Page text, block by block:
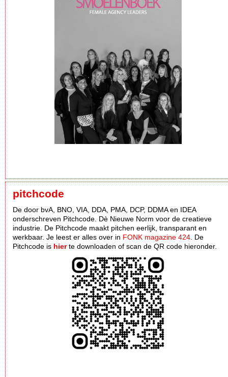
pitchcode
De door bvA, BNO, VIA, DDA, PMA, DCP, DDMA en IDEA
onderschreven Pitchcode. Dè Nieuwe Norm voor de creatieve
industrie. De Pitchcode maakt pitchen eerlijk, transparant en
werkbaar. Je leest er alles over in FONK magazine 424 . De
Pitchcode is hierte downloaden of scan de QR code hieronder.